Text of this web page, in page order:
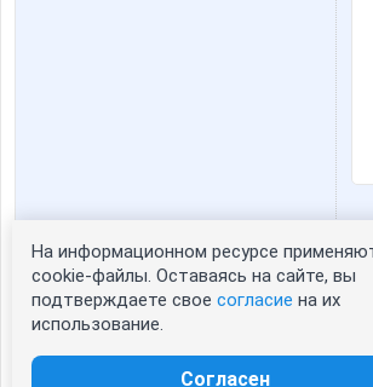
Статистика портрета:
сейчас просматривают портрет - 0
зарегистрированные пользователи
На информационном ресурсе
cookie-файлы. Оставаясь на сайте, вы
подтверждаете свое согласие на их
использование.
Согласен